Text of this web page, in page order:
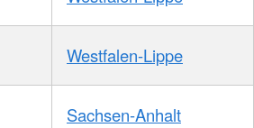
Westfalen-Lippe
Sachsen-Anhalt